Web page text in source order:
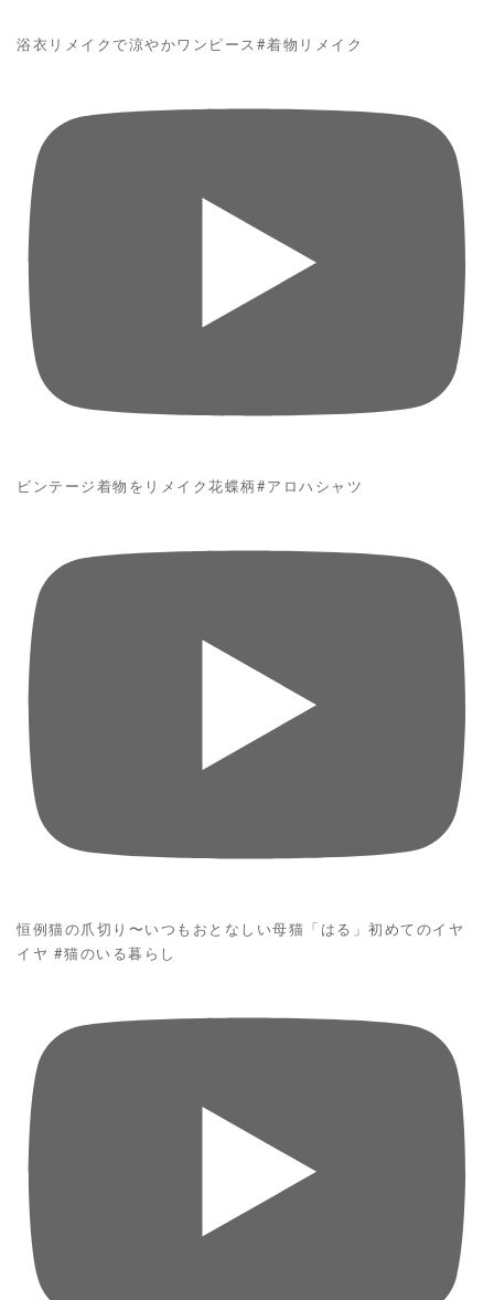
浴衣リメイクで涼やかワンピース#着物リメイク
ビンテージ着物をリメイク花蝶柄#アロハシャツ
恒例猫の爪切り〜いつもおとなしい母猫「はる」初めてのイヤ
イヤ #猫のいる暮らし